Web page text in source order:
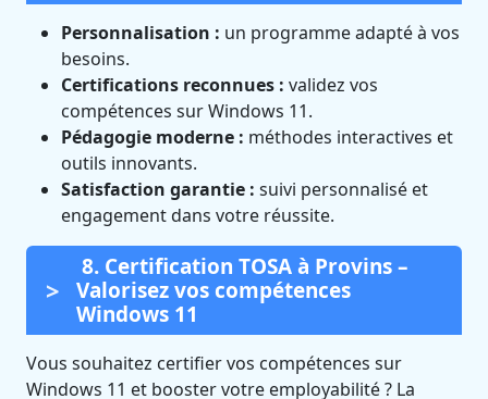
Personnalisation : un programme adapté à vos
besoins.
Certifications reconnues : validez vos
compétences sur Windows 11.
Pédagogie moderne : méthodes interactives et
outils innovants.
Satisfaction garantie : suivi personnalisé et
engagement dans votre réussite.
8. Certification TOSA à Provins –
Valorisez vos compétences
Windows 11
Vous souhaitez certifier vos compétences sur
Windows 11 et booster votre employabilité ? La